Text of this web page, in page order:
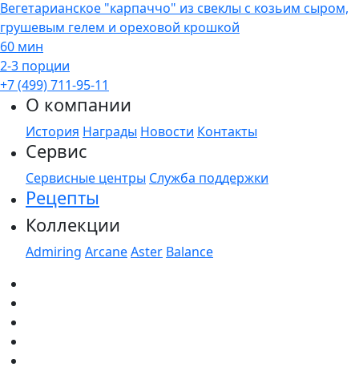
Вегетарианское "карпаччо" из свеклы с козьим сыром,
грушевым гелем и ореховой крошкой
60 мин
2-3 порции
+7 (499) 711-95-11
О компании
История Награды Новости Контакты
Сервис
Сервисные центры Служба поддержки
Рецепты
Коллекции
Admiring ArcaneAster Balance